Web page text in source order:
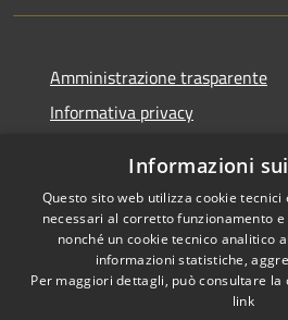
Amministrazione trasparente
Informativa privacy
Dichiarazione di accessibilità
RSS
Informazioni
Questo sito web utilizza cookie
necessari al corretto funzionamento
nonché un cookie tecnico analitico
informazioni statistiche,
Per maggiori dettagli, può consultare
link